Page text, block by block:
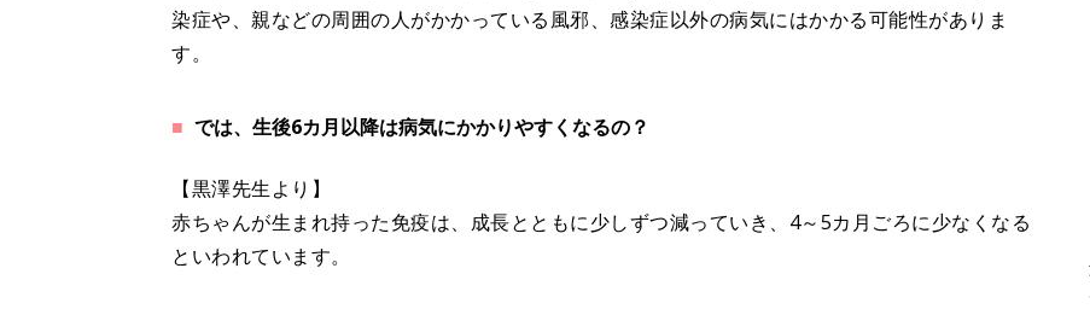
染症や、親などの周囲の人がかかっている風邪、感染症以外の病気にはかかる可能性がありま
す。
では、生後6カ月以降は病気にかかりやすくなるの？
【黒澤先生より】
赤ちゃんが生まれ持った免疫は、成長とともに少しずつ減っていき、4～5カ月ごろに少なくなる
といわれています。